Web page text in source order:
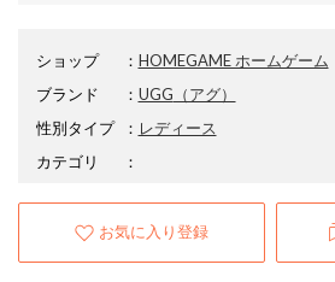
ショップ ： HOMEGAME ホームゲーム
ブランド
： UGG （アグ）
性別タイプ
： レディース
カテゴリ
：
お気に入り登録